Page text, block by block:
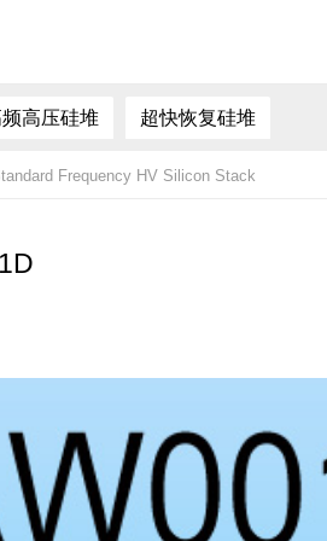
高压硅堆 超快恢复硅堆
Frequency HV Silicon Stack